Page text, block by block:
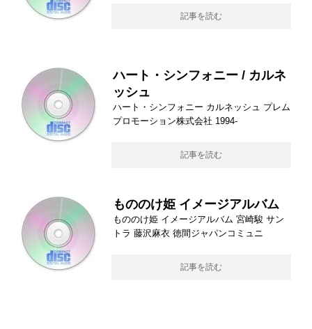
記事を読む
ハート・シンフォニー / カルネ
ッシュ
ハート・シンフォニー カルネッシュ プレム
プロモーション株式会社 1994-
記事を読む
もののけ姫 イメージアルバム
もののけ姫 イメージアルバム 宮崎駿 サン
トラ 藤沢麻衣 徳間ジャパンコミュニ
記事を読む